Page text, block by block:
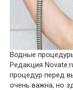
Водные
Редакция
процедур перед
очень важна, но